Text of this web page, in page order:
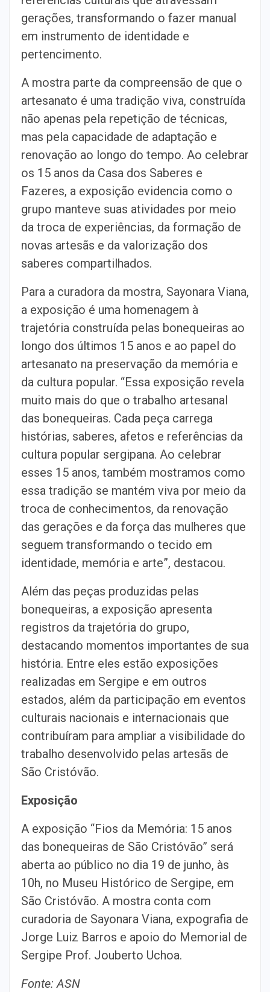
gerações, transformando o fazer manual
em instrumento de identidade e
pertencimento.
A mostra parte da compreensão de que o
artesanato é uma tradição viva, construída
não apenas pela repetição de técnicas,
mas pela capacidade de adaptação e
renovação ao longo do tempo. Ao celebrar
os 15 anos da Casa dos Saberes e
Fazeres, a exposição evidencia como o
grupo manteve suas atividades por meio
da troca de experiências, da formação de
novas artesãs e da valorização dos
saberes compartilhados.
Para a curadora da mostra, Sayonara Viana,
a exposição é uma homenagem à
trajetória construída pelas bonequeiras ao
longo dos últimos 15 anos e ao papel do
artesanato na preservação da memória e
da cultura popular. “Essa exposição revela
muito mais do que o trabalho artesanal
das bonequeiras. Cada peça carrega
histórias, saberes, afetos e referências da
cultura popular sergipana. Ao celebrar
esses 15 anos, também mostramos como
essa tradição se mantém viva por meio da
troca de conhecimentos, da renovação
das gerações e da força das mulheres que
seguem transformando o tecido em
identidade, memória e arte”, destacou.
Além das peças produzidas pelas
bonequeiras, a exposição apresenta
registros da trajetória do grupo,
destacando momentos importantes de sua
história. Entre eles estão exposições
realizadas em Sergipe e em outros
estados, além da participação em eventos
culturais nacionais e internacionais que
contribuíram para ampliar a visibilidade do
trabalho desenvolvido pelas artesãs de
São Cristóvão.
Exposição
A exposição “Fios da Memória: 15 anos
das bonequeiras de São Cristóvão” será
aberta ao público no dia 19 de junho, às
10h, no Museu Histórico de Sergipe, em
São Cristóvão. A mostra conta com
curadoria de Sayonara Viana, expografia de
Jorge Luiz Barros e apoio do Memorial de
Sergipe Prof. Jouberto Uchoa.
Fonte: ASN